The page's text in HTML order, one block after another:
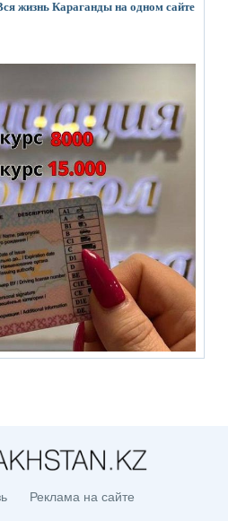
жизнь Караганды на одном сайте
Реклама на сайте